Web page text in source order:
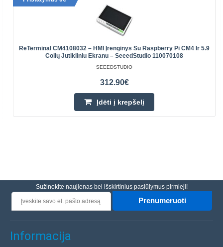
ReTerminal CM4108032 – HMI Įrenginys Su Raspberry Pi CM4 Ir 5.9
Colių Jutikliniu Ekranu – SeeedStudio 110070108
SEEEDSTUDIO
312.90€
Įdėti į krepšelį
Sužinokite naujienas bei išskirtinius pasiūlymus pirmieji!
Prenumeruoti
Informacija